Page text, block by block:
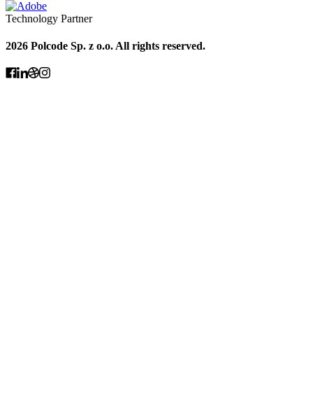
Technology Partner
2026 Polcode Sp. z o.o. All rights reserved.